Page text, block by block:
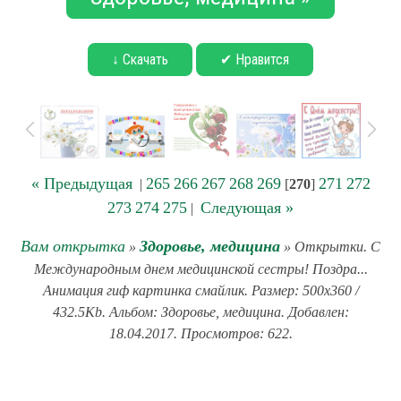
↓ Скачать ✔ Нравится
« Предыдущая| 265 266 267 268 269[270] 271 272
273 274 275 | Следующая »
Вам открытка » Здоровье, медицина » Открытки. С
Международным днем медицинской сестры! Поздра...
Анимация гиф картинка смайлик. Размер: 500x360 /
432.5Kb. Альбом: Здоровье, медицина. Добавлен:
18.04.2017. Просмотров: 622.